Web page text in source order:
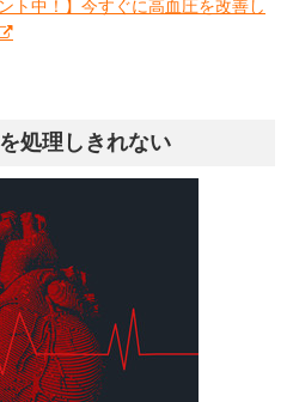
ト中！】今すぐに高血圧を改善し
処理しきれない